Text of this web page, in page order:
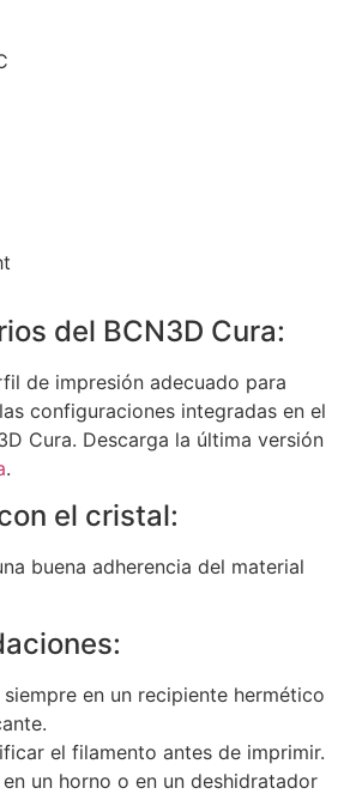
del BCN3D Cura:
de impresión adecuado para
configuraciones integradas en el
Cura. Descarga la última versión
.
el cristal:
buena adherencia del material
siempre en un recipiente hermético
el filamento antes de imprimir.
un horno o en un deshidratador